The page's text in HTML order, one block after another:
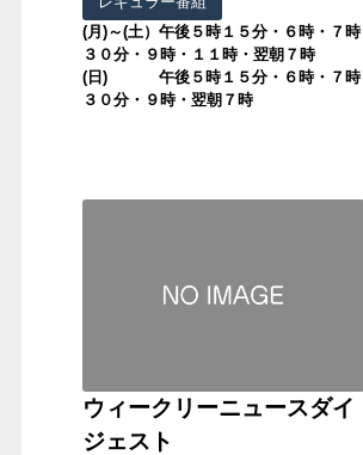
(月)～(土）午後５時１５分・６時・７時
３０分・９時・１１時・翌朝７時
(日) 午後５時１５分・６時・７時
３０分・９時・翌朝７時
ウィークリーニュースダイ
ジェスト